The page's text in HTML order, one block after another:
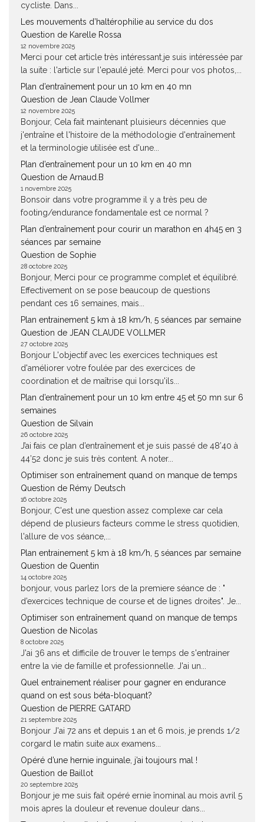
cycliste. Dans...
Les mouvements d’haltérophilie au service du dos
Question de Karelle Rossa
12 novembre 2025
Merci pour cet article très intéressant.je suis intéressée par
la suite : l'article sur l'epaulé jeté. Merci pour vos photos,...
Plan d’entraînement pour un 10 km en 40 mn
Question de Jean Claude Vollmer
12 novembre 2025
Bonjour, Cela fait maintenant pluisieurs décennies que
j'entraîne et l'histoire de la méthodologie d'entraînement
et la terminologie utilisée est d'une...
Plan d’entraînement pour un 10 km en 40 mn
Question de Arnaud.B
1 novembre 2025
Bonsoir dans votre programme il y a très peu de
footing/endurance fondamentale est ce normal ?
Plan d’entraînement pour courir un marathon en 4h45 en 3
séances par semaine
Question de Sophie
28 octobre 2025
Bonjour, Merci pour ce programme complet et équilibré.
Effectivement on se pose beaucoup de questions
pendant ces 16 semaines, mais...
Plan entrainement 5 km à 18 km/h, 5 séances par semaine
Question de JEAN CLAUDE VOLLMER
27 octobre 2025
Bonjour L'objectif avec les exercices techniques est
d'améliorer votre foulée par des exercices de
coordination et de maîtrise qui lorsqu'ils...
Plan d’entraînement pour un 10 km entre 45 et 50 mn sur 6
semaines
Question de Silvain
26 octobre 2025
J’ai fais ce plan d’entraînement et je suis passé de 48’40 à
44’52 donc je suis très content. A noter...
Optimiser son entraînement quand on manque de temps
Question de Rémy Deutsch
16 octobre 2025
Bonjour, C'est une question assez complexe car cela
dépend de plusieurs facteurs comme le stress quotidien,
l'allure de vos séance,...
Plan entrainement 5 km à 18 km/h, 5 séances par semaine
Question de Quentin
14 octobre 2025
bonjour, vous parlez lors de la premiere séance de : "
d’exercices technique de course et de lignes droites". Je...
Optimiser son entraînement quand on manque de temps
Question de Nicolas
8 octobre 2025
J'ai 36 ans et difficile de trouver le temps de s'entrainer
entre la vie de famille et professionnelle. J'ai un...
Quel entrainement réaliser pour gagner en endurance
quand on est sous béta-bloquant?
Question de PIERRE GATARD
21 septembre 2025
Bonjour J'ai 72 ans et depuis 1 an et 6 mois, je prends 1/2
corgard le matin suite aux examens...
Opéré d’une hernie inguinale, j’ai toujours mal !
Question de Baillot
20 septembre 2025
Bonjour je me suis fait opéré ernie înominal au mois avril 5
mois apres la douleur et revenue douleur dans...